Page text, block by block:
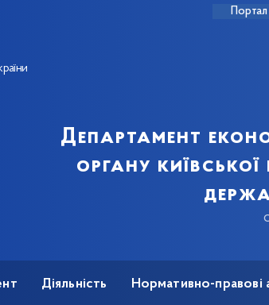
Портал
Департамент
органу київської
Діяльність Нормативно-правові